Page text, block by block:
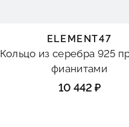
ELEMENT47
Кольцо из серебра 925
фианитами
10 442 ₽